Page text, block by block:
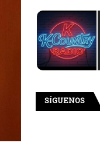
SÍGUENOS